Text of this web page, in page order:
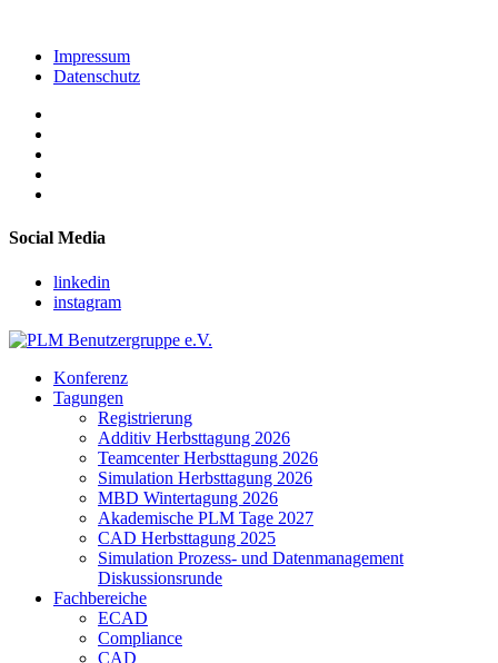
Impressum
Datenschutz
Social Media
linkedin
instagram
Konferenz
Tagungen
Registrierung
Additiv Herbsttagung 2026
Teamcenter Herbsttagung 2026
Simulation Herbsttagung 2026
MBD Wintertagung 2026
Akademische PLM Tage 2027
CAD Herbsttagung 2025
Simulation Prozess- und Datenmanagement
Diskussionsrunde
Fachbereiche
ECAD
Compliance
CAD